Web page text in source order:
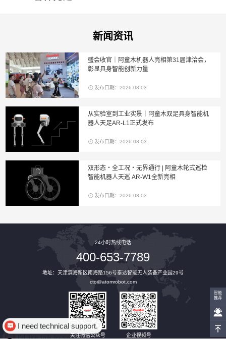
新闻资讯
盛会收官｜阿童木机器人亮相第31届津洽会，
彰显具身智能创新力量
发布日期：2026-08-03
从实验室到工业实景｜阿童木双足具身智能机
器人天足AR-L1正式发布
发布日期：2026-08-03
双形态・全工况・无界通行 | 阿童木轮式巡检
智能机器人天巡 AR-W1全新亮相
发布日期：2026-08-03
24小时热线电话
400-653-7789
地址：天津滨海新区南海路156号泰达智能无人装备产业园29号
cto@atomrobot.com
关注微信公众号 企业视频号
智能
推荐
I’d like talk to sales.
I need technical support.